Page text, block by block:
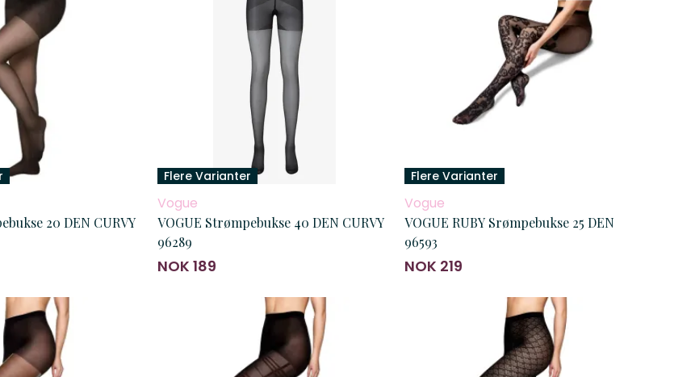
20 DEN CURVY
Flere Varianter
Vogue
VOGUE Strømpebukse 40 DEN CURVY
96289
NOK 189
Flere Varianter
Vogue
VOGUE RUBY Srømpebukse 25 DEN
96593
NOK 219